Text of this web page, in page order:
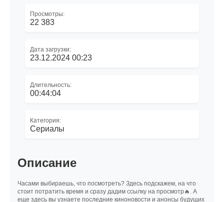
Просмотры:
22 383
Дата загрузки:
23.12.2024 00:23
Длительность:
00:44:04
Категория:
Сериалы
Описание
Часами выбираешь, что посмотреть? Здесь подскажем, на что
стоит потратить время и сразу дадим ссылку на просмотр🔥. А
еще здесь вы узнаете последние киноновости и анонсы будущих